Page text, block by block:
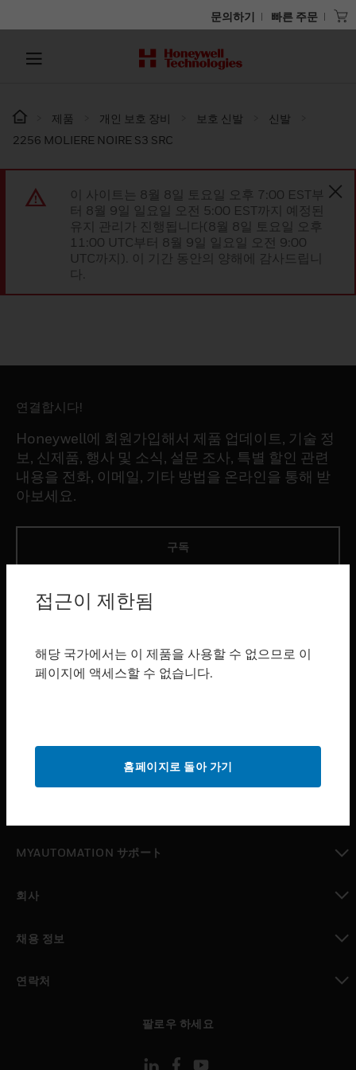
문의하기 빠른 주문
제품 개인 보호 장비 보호 신발
신발
2256 MOLIERE NOIRE S3 SRC
이 사이트는 8월 8일 토요일 오후 7:00 EST부
터 8월 9일 일요일 오전 5:00 EST까지 예정된
유지 관리가 진행됩니다(8월 8일 토요일 오후
11:00 UTC부터 8월 9일 일요일 오전 9:00
UTC까지). 이 기간 동안의 양해에 감사드립니
다.
연결합시다!
Honeywell에 회원가입해서 제품 업데이트, 기술 정
보, 신제품, 행사 및 소식, 설문 조사, 특별 할인 관련
내용을 전화, 이메일, 기타 방법을 온라인을 통해 받
아보세요.
구독
제품
toggle view
서비스
MYAUTOMATION サポート
회사
채용 정보
연락처
팔로우 하세요
접근이 제한됨
해당 국가에서는 이 제품을 사용할 수 없으므로 이
페이지에 액세스할 수 없습니다.
홈페이지로 돌아 가기